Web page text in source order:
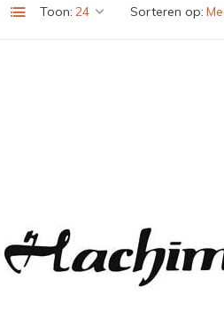
Toon: Sorteren op: